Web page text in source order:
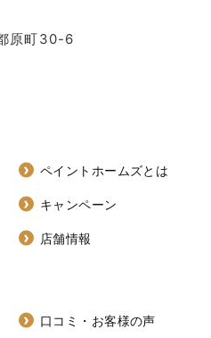
原町30-6
ペイントホームズとは
キャンペーン
店舗情報
口コミ・お客様の声